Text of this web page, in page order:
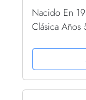
Nacido En
Clásica Años